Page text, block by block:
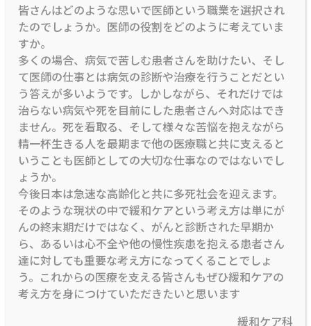
皆さんはどのような思いで医師という職業を選択され
たのでしょうか。医師の役割をどのように考えていま
すか。
多くの場合、病気で苦しむ患者さんを助けたい、そし
て医師の仕事とは病気の診断や治療を行うことだとい
う答えが多いようです。しかしながら、それだけでは
治らない病気や死を目前にした患者さんへ対応はでき
ません。死を看取る、そして様々な苦悩を抱えながら
精一杯生きる人を最期まで他の医療職と共に支えると
いうことも医師としての大切な仕事なのではないでし
ょうか。
今後日本は急速な高齢化と共に多死社会を迎えます。
そのような現状の中で緩和ケアという考え方は単にが
んの終末期だけではなく、がんと診断された早期か
ら、あるいは心不全や他の慢性疾患を抱える患者さん
達に対しても重要な考え方になってくることでしょ
う。これからの医療を支える皆さんもぜひ緩和ケアの
考え方を身につけていただきたいと思います
緩和ケア科